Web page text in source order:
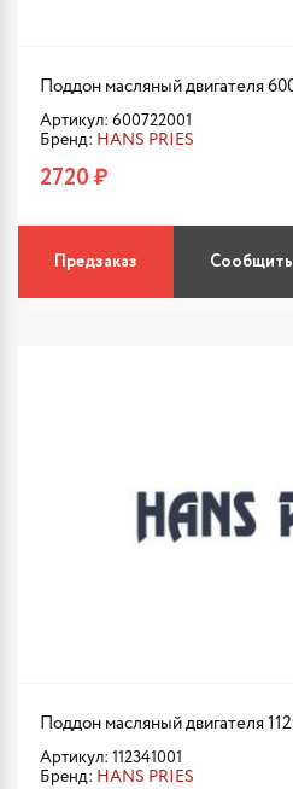
Поддон масляный двигателя
Артикул: 600722001
Бренд: HANS PRIES
2720 ₽
Предзаказ
Поддон масляный двигателя
Артикул: 112341001
Бренд: HANS PRIES